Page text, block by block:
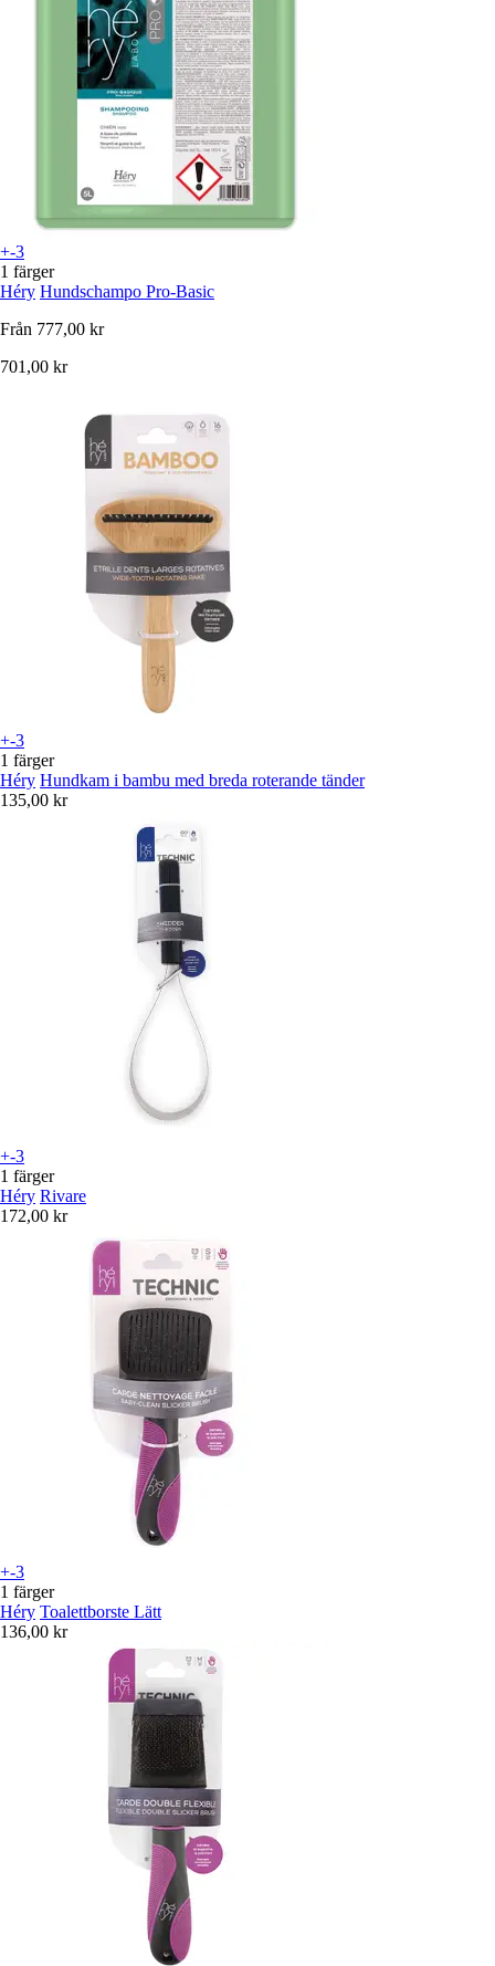
+-3
1 färger
Héry Hundschampo Pro-Basic
Från 777,00 kr
701,00 kr
+-3
1 färger
Héry Hundkam i bambu med breda roterande tänder
135,00 kr
+-3
1 färger
Héry Rivare
172,00 kr
+-3
1 färger
Héry Toalettborste Lätt
136,00 kr